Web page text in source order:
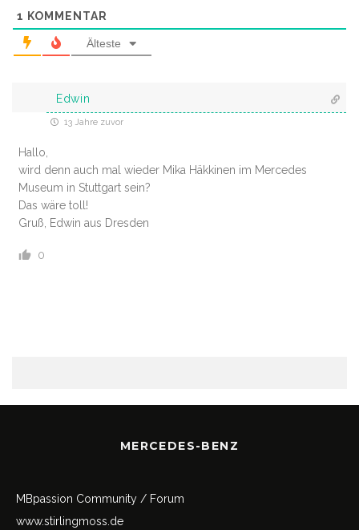
1 KOMMENTAR
Älteste
Edwin
13 Jahre zuvor
Hallo,
wird denn auch mal wieder Mika Häkkinen im Mercedes
Museum in Stuttgart sein?
Das wäre toll!
Gruß, Edwin aus Dresden
0
MERCEDES-BENZ
MBpassion Community / Forum
www.stirlingmoss.de